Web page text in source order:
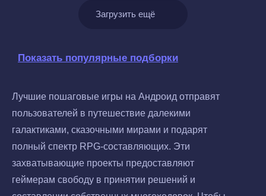
Загрузить ещё
Показать популярные подборки
Лучшие пошаговые игры на Андроид отправят
пользователей в путешествие далекими
галактиками, сказочными мирами и подарят
полный спектр RPG-составляющих. Эти
захватывающие проекты предоставляют
геймерам свободу в принятии решений и